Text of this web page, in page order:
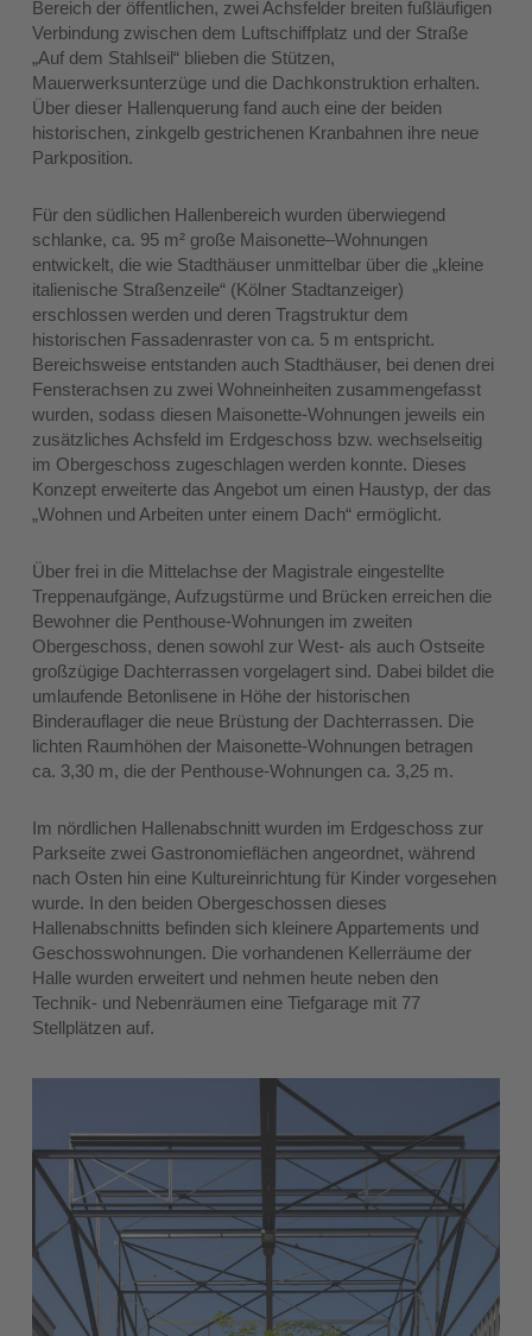
Bereich der öffentlichen, zwei Achsfelder breiten fußläufigen
Verbindung zwischen dem Luftschiffplatz und der Straße
„Auf dem Stahlseil“ blieben die Stützen,
Mauerwerksunterzüge und die Dachkonstruktion erhalten.
Über dieser Hallenquerung fand auch eine der beiden
historischen, zinkgelb gestrichenen Kranbahnen ihre neue
Parkposition.
Für den südlichen Hallenbereich wurden überwiegend
schlanke, ca. 95 m² große Maisonette–Wohnungen
entwickelt, die wie Stadthäuser unmittelbar über die „kleine
italienische Straßenzeile“ (Kölner Stadtanzeiger)
erschlossen werden und deren Tragstruktur dem
historischen Fassadenraster von ca. 5 m entspricht.
Bereichsweise entstanden auch Stadthäuser, bei denen drei
Fensterachsen zu zwei Wohneinheiten zusammengefasst
wurden, sodass diesen Maisonette-Wohnungen jeweils ein
zusätzliches Achsfeld im Erdgeschoss bzw. wechselseitig
im Obergeschoss zugeschlagen werden konnte. Dieses
Konzept erweiterte das Angebot um einen Haustyp, der das
„Wohnen und Arbeiten unter einem Dach“ ermöglicht.
Über frei in die Mittelachse der Magistrale eingestellte
Treppenaufgänge, Aufzugstürme und Brücken erreichen die
Bewohner die Penthouse-Wohnungen im zweiten
Obergeschoss, denen sowohl zur West- als auch Ostseite
großzügige Dachterrassen vorgelagert sind. Dabei bildet die
umlaufende Betonlisene in Höhe der historischen
Binderauflager die neue Brüstung der Dachterrassen. Die
lichten Raumhöhen der Maisonette-Wohnungen betragen
ca. 3,30 m, die der Penthouse-Wohnungen ca. 3,25 m.
Im nördlichen Hallenabschnitt wurden im Erdgeschoss zur
Parkseite zwei Gastronomieflächen angeordnet, während
nach Osten hin eine Kultureinrichtung für Kinder vorgesehen
wurde. In den beiden Obergeschossen dieses
Hallenabschnitts befinden sich kleinere Appartements und
Geschosswohnungen. Die vorhandenen Kellerräume der
Halle wurden erweitert und nehmen heute neben den
Technik- und Nebenräumen eine Tiefgarage mit 77
Stellplätzen auf.